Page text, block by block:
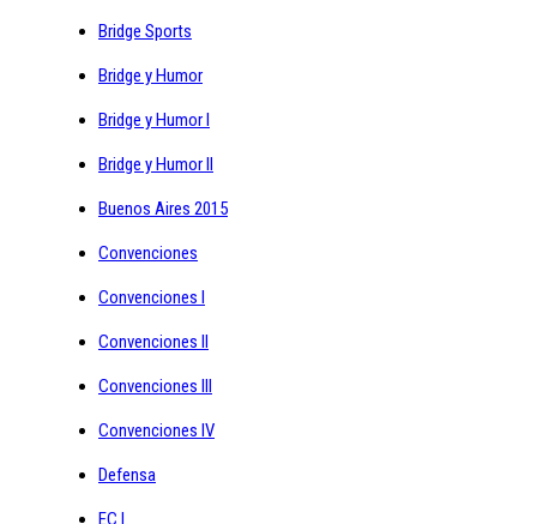
Bridge Sports
Bridge y Humor
Bridge y Humor I
Bridge y Humor II
Buenos Aires 2015
Convenciones
Convenciones I
Convenciones II
Convenciones III
Convenciones IV
Defensa
EC I